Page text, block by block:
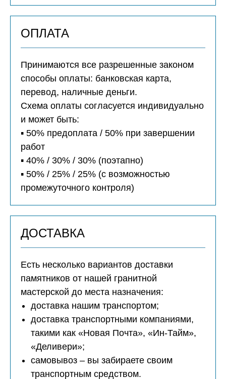
ОПЛАТА
Принимаются все разрешенные законом
способы оплаты: банковская карта,
перевод, наличные деньги.
Схема оплаты согласуется индивидуально
и может быть:
▪️ 50% предоплата / 50% при завершении
работ
▪️ 40% / 30% / 30% (поэтапно)
▪️ 50% / 25% / 25% (с возможностью
промежуточного контроля)
ДОСТАВКА
Есть несколько вариантов доставки
памятников от нашей гранитной
мастерской до места назначения:
доставка нашим транспортом;
доставка транспортными компаниями,
такими как «Новая Почта», «Ин-Тайм»,
«Деливери»;
самовывоз – вы забираете своим
транспортным средством.